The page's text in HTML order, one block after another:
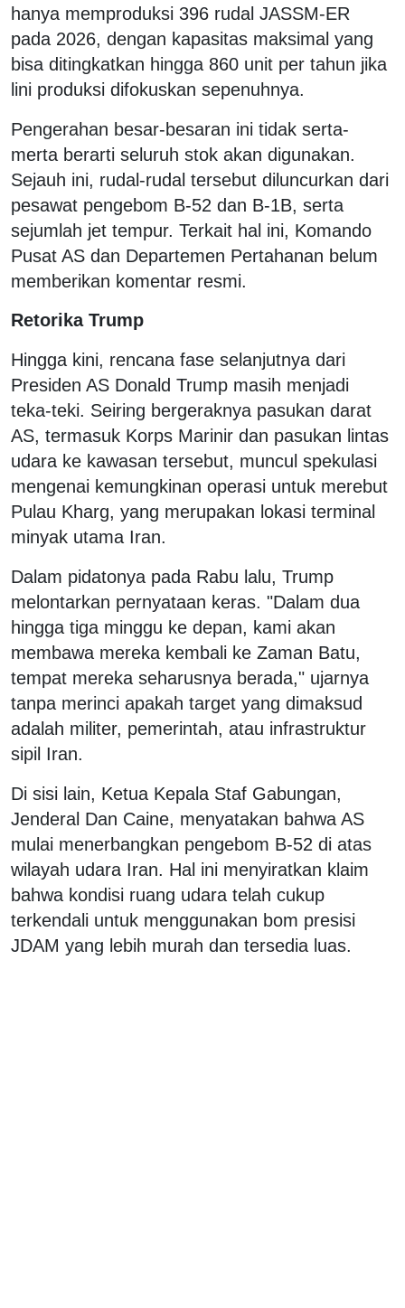
hanya memproduksi 396 rudal JASSM-ER
pada 2026, dengan kapasitas maksimal yang
bisa ditingkatkan hingga 860 unit per tahun jika
lini produksi difokuskan sepenuhnya.
Pengerahan besar-besaran ini tidak serta-
merta berarti seluruh stok akan digunakan.
Sejauh ini, rudal-rudal tersebut diluncurkan dari
pesawat pengebom B-52 dan B-1B, serta
sejumlah jet tempur. Terkait hal ini, Komando
Pusat AS dan Departemen Pertahanan belum
memberikan komentar resmi.
Retorika Trump
Hingga kini, rencana fase selanjutnya dari
Presiden AS Donald Trump masih menjadi
teka-teki. Seiring bergeraknya pasukan darat
AS, termasuk Korps Marinir dan pasukan lintas
udara ke kawasan tersebut, muncul spekulasi
mengenai kemungkinan operasi untuk merebut
Pulau Kharg, yang merupakan lokasi terminal
minyak utama Iran.
Dalam pidatonya pada Rabu lalu, Trump
melontarkan pernyataan keras. "Dalam dua
hingga tiga minggu ke depan, kami akan
membawa mereka kembali ke Zaman Batu,
tempat mereka seharusnya berada," ujarnya
tanpa merinci apakah target yang dimaksud
adalah militer, pemerintah, atau infrastruktur
sipil Iran.
Di sisi lain, Ketua Kepala Staf Gabungan,
Jenderal Dan Caine, menyatakan bahwa AS
mulai menerbangkan pengebom B-52 di atas
wilayah udara Iran. Hal ini menyiratkan klaim
bahwa kondisi ruang udara telah cukup
terkendali untuk menggunakan bom presisi
JDAM yang lebih murah dan tersedia luas.